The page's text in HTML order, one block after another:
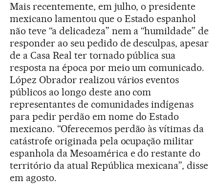
Mais recentemente, em julho, o presidente
mexicano lamentou que o Estado espanhol
não teve “a delicadeza” nem a “humildade” de
responder ao seu pedido de desculpas, apesar
de a Casa Real ter tornado pública sua
resposta na época por meio um comunicado.
López Obrador realizou vários eventos
públicos ao longo deste ano com
representantes de comunidades indígenas
para pedir perdão em nome do Estado
mexicano. “Oferecemos perdão às vítimas da
catástrofe originada pela ocupação militar
espanhola da Mesoamérica e do restante do
território da atual República mexicana”, disse
em agosto.